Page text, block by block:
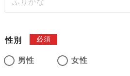
性別 必須
男性 女性